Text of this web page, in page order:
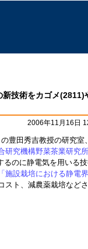
技術をカゴメ(2811)
2006年11月16日
の豊田秀吉教授の研究室、
研究機構野菜茶業研究所
るのに静電気を用いる
施設栽培における静電
スト、減農薬栽培など